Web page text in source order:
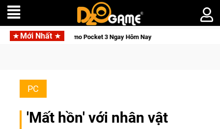
Mới Nhất
Hôm Nay Medal Hunter: Game bắn súng PvP tọa độ
PC
'Mất hồn' với nhân vật